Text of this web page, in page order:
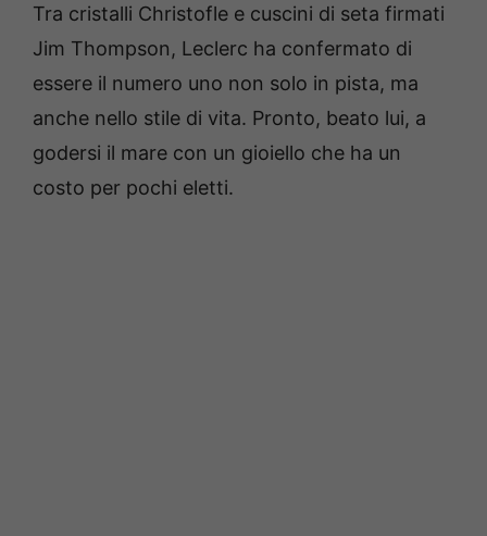
Tra cristalli Christofle e cuscini di seta firmati
Jim Thompson, Leclerc ha confermato di
essere il numero uno non solo in pista, ma
anche nello stile di vita. Pronto, beato lui, a
godersi il mare con un gioiello che ha un
costo per pochi eletti.